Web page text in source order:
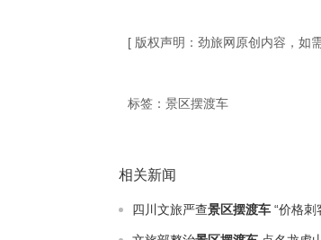
[ 版权声明：劲旅网原创内容，如
标签： 景区摆渡车
相关新闻
四川文旅严查景区摆渡车 “价格刺